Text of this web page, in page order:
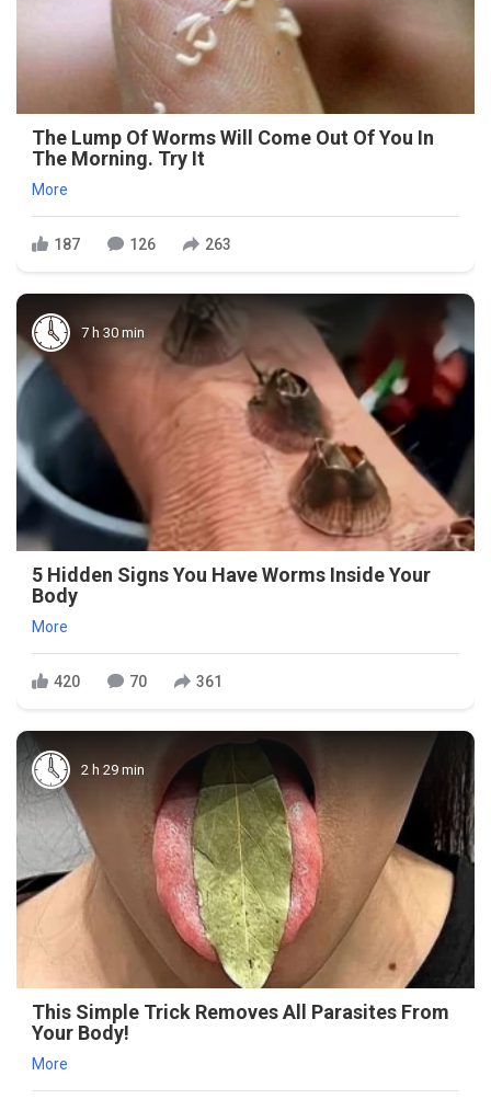
The Lump Of Worms Will Come Out Of You In
The Morning. Try It
More
187 126 263
7 h 30 min
5 Hidden Signs You Have Worms Inside Your
Body
More
420 70 361
2 h 29 min
This Simple Trick Removes All Parasites From
Your Body!
More